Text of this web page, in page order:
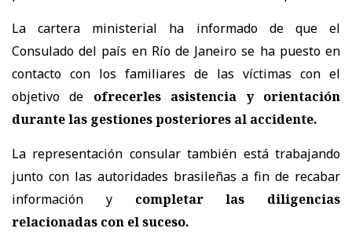
La cartera ministerial ha informado de que el
Consulado del país en Río de Janeiro se ha puesto en
contacto con los familiares de las víctimas con el
objetivo de ofrecerles asistencia y orientación
durante las gestiones posteriores al accidente.
La representación consular también está trabajando
junto con las autoridades brasileñas a fin de recabar
información ycompletar las diligencias
relacionadas con el suceso.